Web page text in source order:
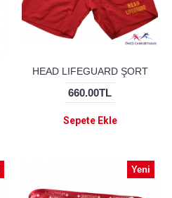
HEAD LIFEGUARD ŞORT
660.00TL
Sepete Ekle
Yeni